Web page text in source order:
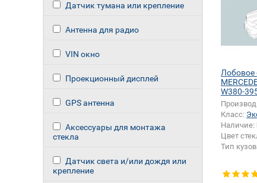
Датчик тумана или крепление
Антенна для радио
VIN окно
Проекционный дисплей
GPS антенна
Аксессуары для монтажа
стекла
Датчик света и/или дождя или
крепление
Лобовое
W380-
широкий
Класс:
Наличие:
Цвет
Тип